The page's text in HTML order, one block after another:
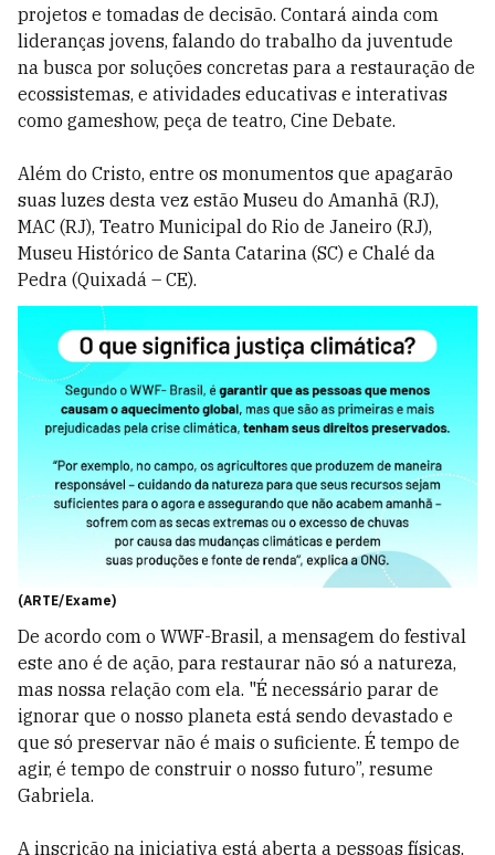
projetos e tomadas de decisão. Contará ainda com
lideranças jovens, falando do trabalho da juventude
na busca por soluções concretas para a restauração de
ecossistemas, e atividades educativas e interativas
como gameshow, peça de teatro, Cine Debate.
Além do Cristo, entre os monumentos que apagarão
suas luzes desta vez estão Museu do Amanhã (RJ),
MAC (RJ), Teatro Municipal do Rio de Janeiro (RJ),
Museu Histórico de Santa Catarina (SC) e Chalé da
Pedra (Quixadá – CE).
(ARTE/Exame)
De acordo com o WWF-Brasil, a mensagem do festival
este ano é de ação, para restaurar não só a natureza,
mas nossa relação com ela. "É necessário parar de
ignorar que o nosso planeta está sendo devastado e
que só preservar não é mais o suficiente. É tempo de
agir, é tempo de construir o nosso futuro”, resume
Gabriela.
A inscrição na iniciativa está aberta a pessoas físicas,